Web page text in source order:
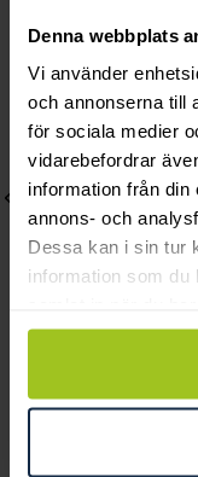
Denna webbplats
Vi använder
och annonserna till
för sociala medier
vidarebefordrar
information från din
annons- och
Dessa kan i sin tur
information som du
Violet Necklace